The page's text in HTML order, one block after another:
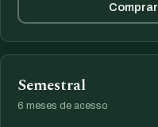
Semestral
6 meses de acesso